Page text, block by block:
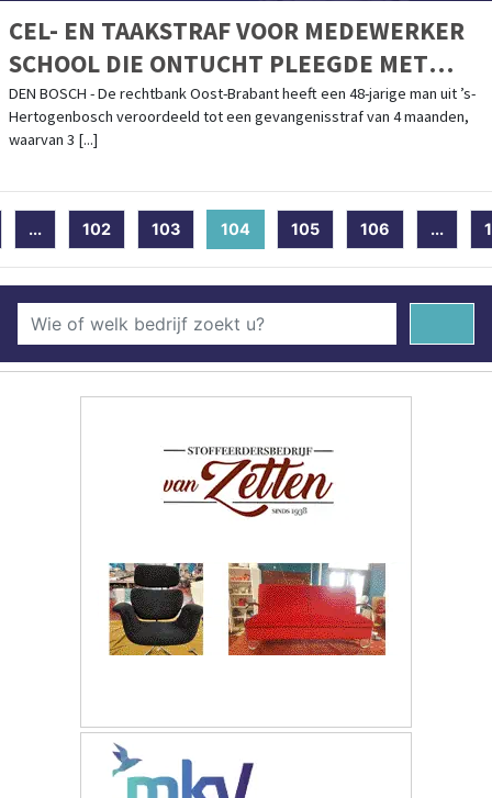
CEL- EN TAAKSTRAF VOOR MEDEWERKER
SCHOOL DIE ONTUCHT PLEEGDE MET
MINDERJARIGE LEERLING
DEN BOSCH - De rechtbank Oost-Brabant heeft een 48-jarige man uit ’s-
Hertogenbosch veroordeeld tot een gevangenisstraf van 4 maanden,
waarvan 3 [...]
... 102 103 104 (current)
105 106 ...